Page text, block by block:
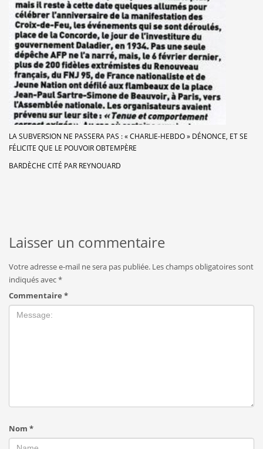
LA SUBVERSION NE PASSERA PAS : « CHARLIE-HEBDO » DÉNONCE, ET SE
FÉLICITE QUE LE POUVOIR OBTEMPÈRE
BARDÈCHE CITÉ PAR REYNOUARD
Laisser un commentaire
Votre adresse e-mail ne sera pas publiée. Les champs obligatoires sont
indiqués avec*
Commentaire *
Nom *